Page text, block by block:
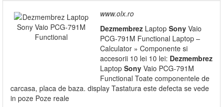
www.olx.ro
Dezmembrez Laptop Sony Vaio
PCG-791M Functional Laptop –
Calculator » Componente si
accesorii 10 lei 10 lei: Dezmembrez
Laptop Sony Vaio PCG-791M
Functional Toate componentele de
carcasa, placa de baza. display Tastatura este defecta se vede
in poze Poze reale